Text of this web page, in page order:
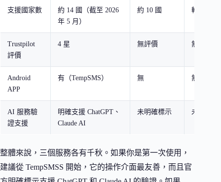
支援國家數
約 14 國（截至 2026
年 5 月）
約 10 國 較多國家
Trustpilot
評價
4 星 無評價 無評價
Android
APP
有（TempSMS） 無 無
AI 服務驗
證支援
明確支援 ChatGPT、
Claude AI
未明確標示 未明確標
整體來說，三個服務各有千秋。如果你是第一次使用，
建議從 TempSMSS 開始，它的操作介面最友善，而且官